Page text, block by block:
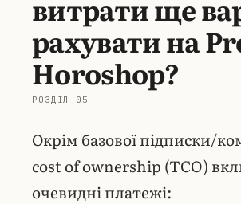
витрати ще
рахувати на
Horoshop?
Окрім базової підписки/
cost of ownership (TCO)
очевидні платежі: